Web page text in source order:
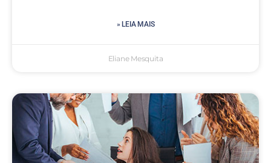
» LEIA MAIS
Eliane Mesquita